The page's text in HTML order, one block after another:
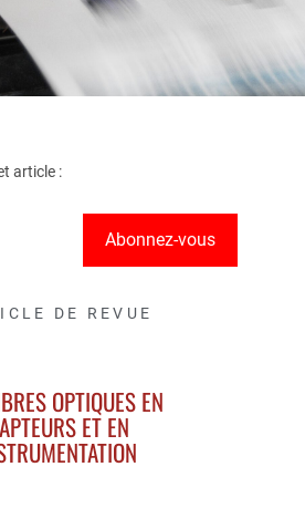
article :
Abonnez-vous
DE REVUE
OPTIQUES EN
ET EN